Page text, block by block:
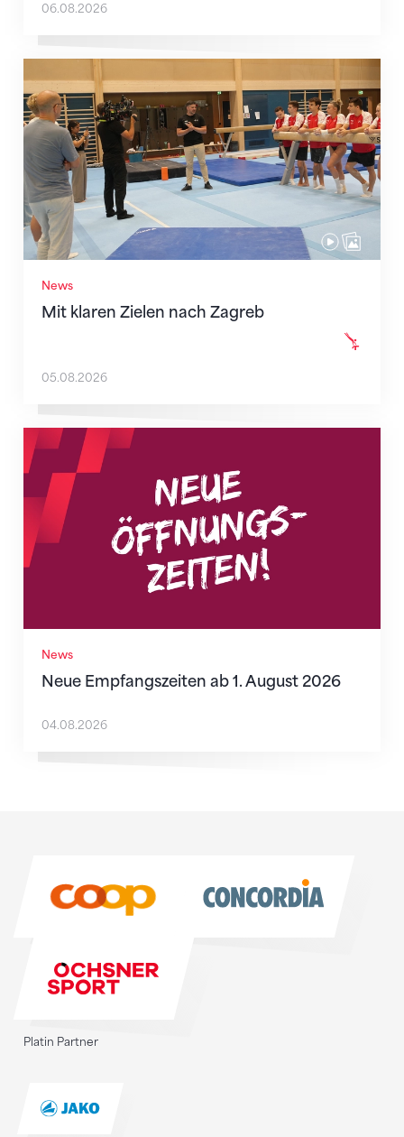
06.08.2026
News
Mit klaren Zielen nach Zagreb
Mit klaren Zielen nach Zagreb
05.08.2026
News
Neue Empfangszeiten ab 1. August 2026
Neue Empfangszeiten ab 1. August 2026
04.08.2026
Platin Partner